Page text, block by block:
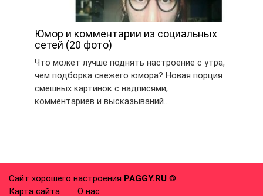
Юмор и комментарии из социальных
сетей (20 фото)
Что может лучше поднять настроение с утра,
чем подборка свежего юмора? Новая порция
смешных картинок с надписями,
комментариев и высказываний…
Сайт хорошего настроения PAGGY.RU ©
Карта сайта
О нас